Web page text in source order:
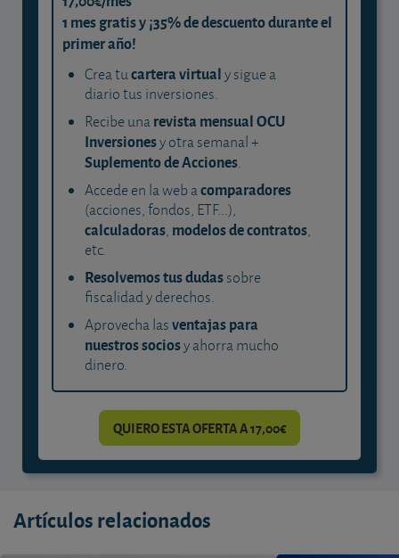
1 mes gratis y ¡35% de descuento durante el
primer año!
Crea tucartera virtualy sigue a
diario tus inversiones.
Recibe unarevista mensual OCU
Inversionesy otra semanal +
Suplemento de Acciones.
Accede en la web acomparadores
(acciones, fondos, ETF...),
calculadoras, modelos de contratos,
etc.
Resolvemos tus dudassobre
fiscalidad y derechos.
Aprovecha lasventajas para
nuestros sociosy ahorra mucho
dinero.
QUIERO ESTA OFERTA A 17,00€
Artículos relacionados